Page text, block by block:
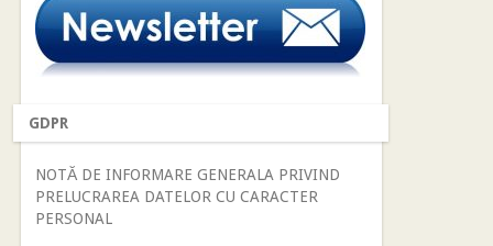
GDPR
NOTĂ DE INFORMARE GENERALA PRIVIND
PRELUCRAREA DATELOR CU CARACTER
PERSONAL